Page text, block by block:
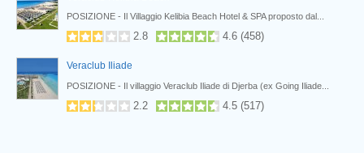
POSIZIONE - Il Villaggio Kelibia Beach Hotel & SPA proposto dal...
2.8 4.6 (458)
Veraclub Iliade
POSIZIONE - Il villaggio Veraclub Iliade di Djerba (ex Going Iliade...
2.2 4.5 (517)